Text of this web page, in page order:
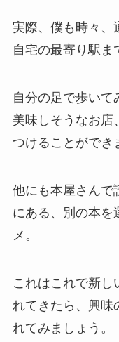
実際、僕も時々、
自宅の最寄り駅ま
自分の足で歩いて
美味しそうなお店
つけることができ
他にも本屋さんで
にある、別の本を
メ。
これはこれで新し
れてきたら、興味
れてみましょう。